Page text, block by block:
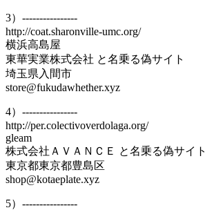
3）----------------
http://coat.sharonville-umc.org/
横浜高島屋
東華実業株式会社 と名乗る偽サイト
埼玉県入間市
store@fukudawhether.xyz
4）----------------
http://per.colectivoverdolaga.org/
gleam
株式会社ＡＶＡＮＣＥ と名乗る偽サイト
東京都東京都豊島区
shop@kotaeplate.xyz
5）----------------